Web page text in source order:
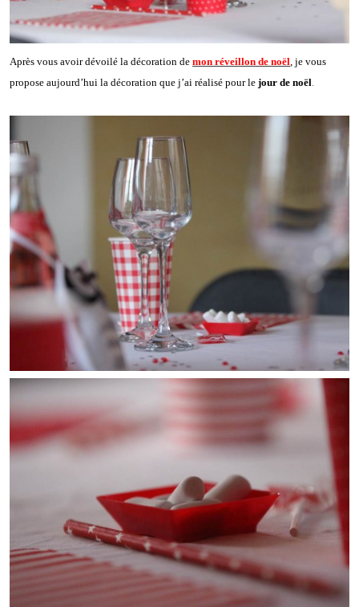
Après vous avoir dévoilé la décoration de mon réveillon de noël, je vous
propose aujourd’hui la décoration que j’ai réalisé pour le jour de noël.